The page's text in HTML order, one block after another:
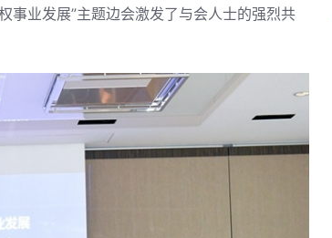
事业发展”主题边会激发了与会人士的强烈共